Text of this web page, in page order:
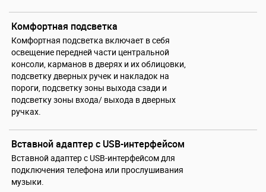
Комфортная подсветка
Комфортная подсветка включает в себя
освещение передней части центральной
консоли, карманов в дверях и их облицовки,
подсветку дверных ручек и накладок на
пороги, подсветку зоны выхода сзади и
подсветку зоны входа/ выхода в дверных
ручках.
Вставной адаптер с USB-интерфейсом
Вставной адаптер с USB-интерфейсом для
подключения телефона или прослушивания
музыки.